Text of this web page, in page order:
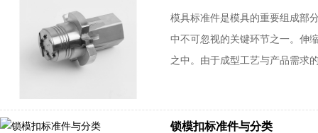
模具标准件是模具的重要组成部
中不可忽视的关键环节之一。伸
之中。由于成型工艺与产品需求
锁模扣标准件与分类